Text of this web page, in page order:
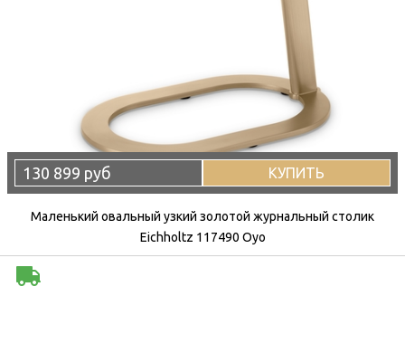
130 899 руб КУПИТЬ
Маленький овальный узкий золотой журнальный столик
Eichholtz 117490 Oyo